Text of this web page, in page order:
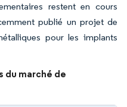
restent en cours
publié un projet de
pour les implants
du marché de